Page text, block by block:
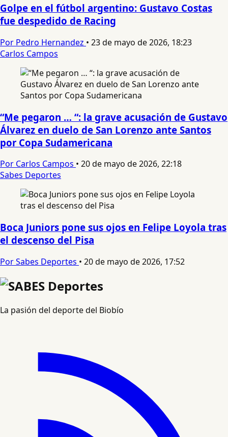
Golpe en el fútbol argentino: Gustavo Costas
fue despedido de Racing
Por Pedro Hernandez • 23 de mayo de 2026, 18:23
Carlos Campos
“Me pegaron … “: la grave acusación de Gustavo
Álvarez en duelo de San Lorenzo ante Santos
por Copa Sudamericana
Por Carlos Campos • 20 de mayo de 2026, 22:18
Sabes Deportes
Boca Juniors pone sus ojos en Felipe Loyola tras
el descenso del Pisa
Por Sabes Deportes • 20 de mayo de 2026, 17:52
La pasión del deporte del Biobío